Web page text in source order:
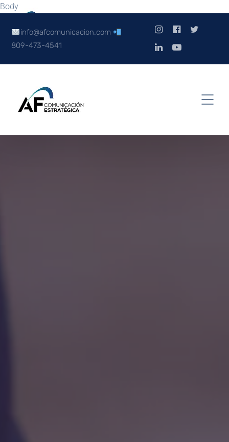
Body
info@afcomunicacion.com
809-473-4541